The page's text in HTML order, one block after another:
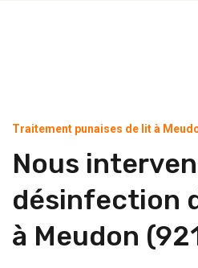
Traitement punaises de lit à
Nous
désinfection
à Meudon